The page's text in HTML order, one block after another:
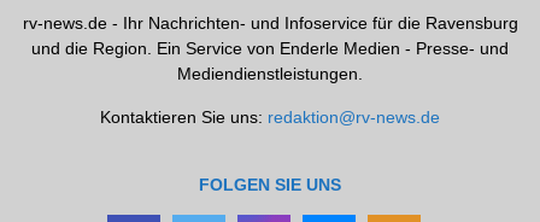
rv-news.de - Ihr Nachrichten- und Infoservice für die Ravensburg
und die Region. Ein Service von Enderle Medien - Presse- und
Mediendienstleistungen.
Kontaktieren Sie uns: redaktion@rv-news.de
FOLGEN SIE UNS